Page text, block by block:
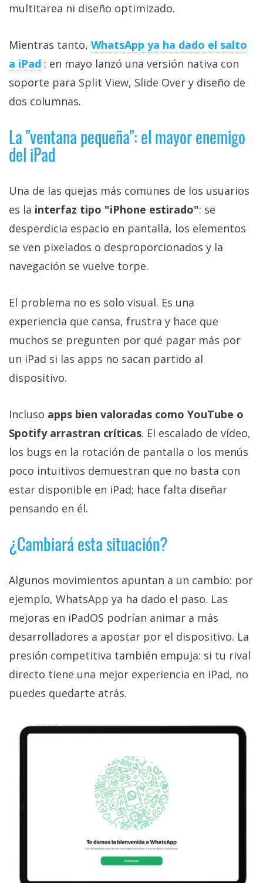
multitarea ni diseño optimizado.
Mientras tanto, WhatsApp ya ha dado el salto
a iPad : en mayo lanzó una versión nativa con
soporte para Split View, Slide Over y diseño de
dos columnas.
La "ventana pequeña": el mayor enemigo
del iPad
Una de las quejas más comunes de los usuarios
es la interfaz tipo "iPhone estirado": se
desperdicia espacio en pantalla, los elementos
se ven pixelados o desproporcionados y la
navegación se vuelve torpe.
El problema no es solo visual. Es una
experiencia que cansa, frustra y hace que
muchos se pregunten por qué pagar más por
un iPad si las apps no sacan partido al
dispositivo.
Incluso apps bien valoradas como YouTube o
Spotify arrastran críticas. El escalado de vídeo,
los bugs en la rotación de pantalla o los menús
poco intuitivos demuestran que no basta con
estar disponible en iPad; hace falta diseñar
pensando en él.
¿Cambiará esta situación?
Algunos movimientos apuntan a un cambio: por
ejemplo, WhatsApp ya ha dado el paso. Las
mejoras en iPadOS podrían animar a más
desarrolladores a apostar por el dispositivo. La
presión competitiva también empuja: si tu rival
directo tiene una mejor experiencia en iPad, no
puedes quedarte atrás.